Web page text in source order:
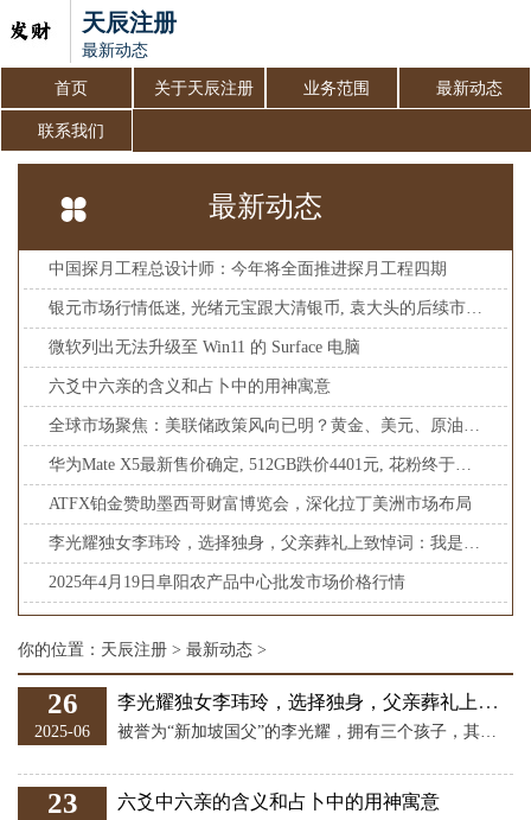
天辰注册
最新动态
首页 关于天辰注册 业务范围 最新动态
联系我们
最新动态
中国探月工程总设计师：今年将全面推进探月工程四期
银元市场行情低迷, 光绪元宝跟大清银币, 袁大头的后续市场如何
微软列出无法升级至 Win11 的 Surface 电脑
六爻中六亲的含义和占卜中的用神寓意
全球市场聚焦：美联储政策风向已明？黄金、美元、原油市场即将迎来新一轮风暴！
华为Mate X5最新售价确定, 512GB跌价4401元, 花粉终于等到了
ATFX铂金赞助墨西哥财富博览会，深化拉丁美洲市场布局
李光耀独女李玮玲，选择独身，父亲葬礼上致悼词：我是一名客家女_生活_家庭_事业
2025年4月19日阜阳农产品中心批发市场价格行情
你的位置： 天辰注册 > 最新动态 >
26
2025-06
李光耀独女李玮玲，选择独身，父亲葬礼上致悼词：我是一名客家女_生活_家庭_事业
被誉为“新加坡国父”的李光耀，拥有三个孩子，其中李玮玲是他的唯一女儿。作为李光耀深得宠爱的“小女儿”，李玮玲一直被人们称为“新加坡公主”，她的身份和存在自然也显得与众不同，是许多人心目中的特殊人物。 李玮玲的“非凡”，不仅仅源自于她显赫的家庭背景和卓越的才华，更源于她那种在困境中展现出的坚韧品格和出众的智慧。她的成长轨迹与许多常人截然不同，充满了独特的经历和深刻的影响。 李玮玲于1955年诞生，成长过程中，她亲眼见证了父亲李光耀如何满怀热情与决心，带领新加坡走向独立与富强。而母亲则在事业与家庭
23 六爻中六亲的含义和占卜中的用神寓意